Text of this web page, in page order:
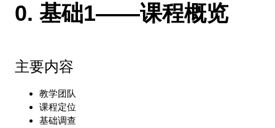
0. 基础1——课程概览
主要内容
教学团队
课程定位
基础调查